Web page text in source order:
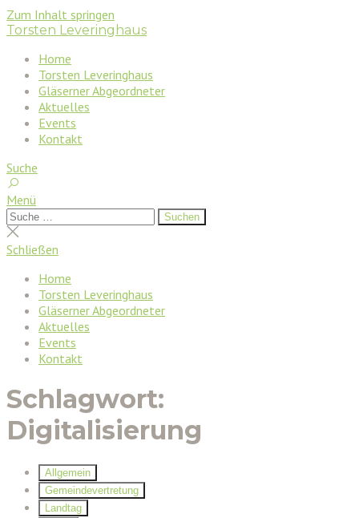
Zum Inhalt springen
Torsten Leveringhaus
Home
Torsten Leveringhaus
Gläserner Abgeordneter
Aktuelles
Events
Kontakt
Suche
Menü
Suchen
nach:
Suchen
Suche
schließen
Schließen
Home
Torsten Leveringhaus
Gläserner Abgeordneter
Aktuelles
Events
Kontakt
Schlagwort:
Digitalisierung
Allgemein
Gemeindevertretung
Landtag